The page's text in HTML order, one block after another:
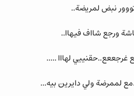
نبض لمريضة..
ورجع شااف فيهاا..
غرجععع..حقنييي لهااا .....
لممرضة ولي دايرين بيه...